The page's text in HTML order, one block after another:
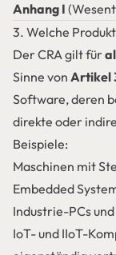
Anhang I
3. Welche
Der CRA gilt für
Sinne von Artikel
Software, deren
direkte oder
Beispiele:
Maschinen mit
Embedded
Industrie-PCs
IoT- und IIoT-